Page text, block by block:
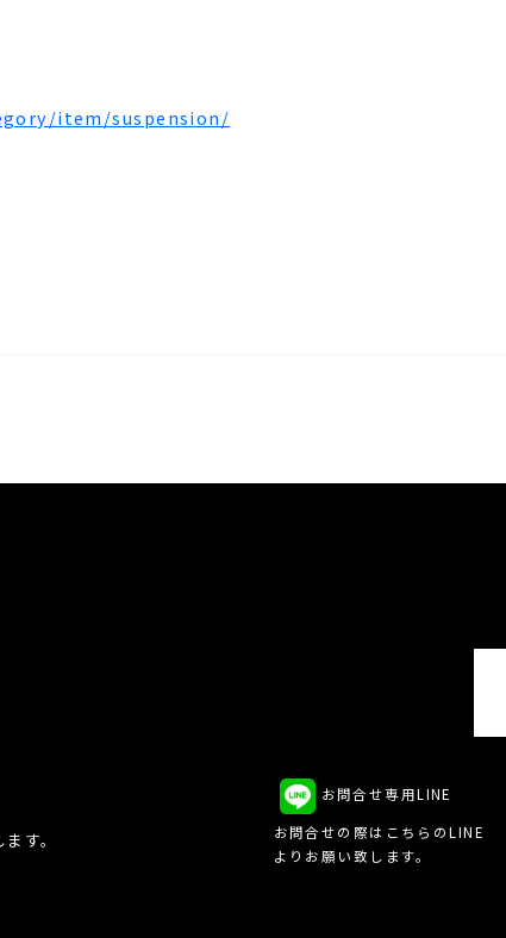
item/suspension/
す。
お問合せ専用LINE
お問合せの際はこちらのLINE
よりお願い致します。